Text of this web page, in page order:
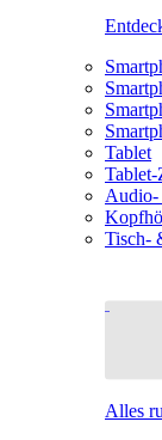
Tablet
Audio-
Tisch-
Alles